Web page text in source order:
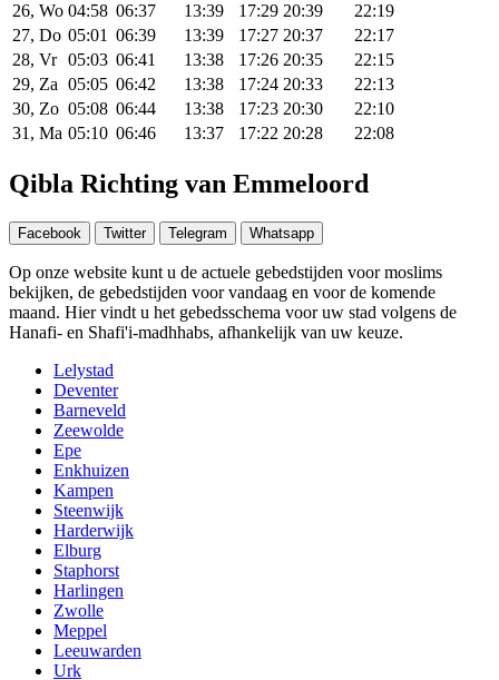
26, Wo 04:58 06:37 13:39 17:29 20:39
22:19
27, Do 05:01 06:39 13:39 17:27 20:37
22:17
28, Vr 05:03 06:41 13:38 17:26 20:35
22:15
29, Za 05:05 06:42 13:38 17:24 20:33
22:13
30, Zo 05:08 06:44 13:38 17:23 20:30
22:10
31, Ma 05:10 06:46 13:37 17:22 20:28 22:08
Qibla Richting van Emmeloord
Facebook Twitter Telegram Whatsapp
Op onze website kunt u de actuele gebedstijden voor moslims
bekijken, de gebedstijden voor vandaag en voor de komende
maand. Hier vindt u het gebedsschema voor uw stad volgens de
Hanafi- en Shafi'i-madhhabs, afhankelijk van uw keuze.
Lelystad
Deventer
Barneveld
Zeewolde
Epe
Enkhuizen
Kampen
Steenwijk
Harderwijk
Elburg
Staphorst
Harlingen
Zwolle
Meppel
Leeuwarden
Urk